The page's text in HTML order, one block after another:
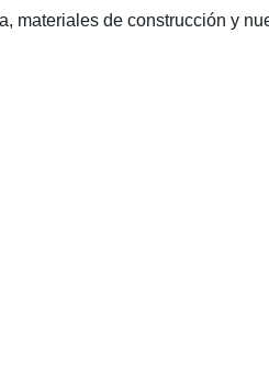
materiales de construcción y